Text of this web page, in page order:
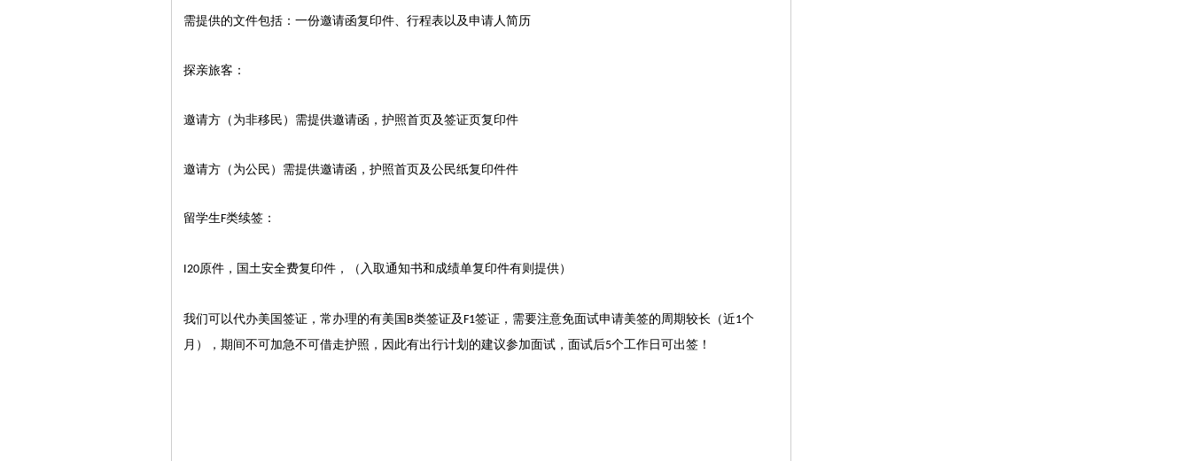
需提供的文件包括：一份邀请函复印件、行程表以及申请人简历
探亲旅客：
邀请方（为非移民）需提供邀请函，护照首页及签证页复印件
邀请方（为公民）需提供邀请函，护照首页及公民纸复印件件
留学生F类续签：
I20原件，国土安全费复印件，（入取通知书和成绩单复印件有则提供）
我们可以代办美国签证，常办理的有美国 B类签证及F1签证，需要注意免面试申请美签的周期较长（近1个
月），期间不可加急不可借走护照，因此有出行计划的建议参加面试，面试后5个工作日可出签！